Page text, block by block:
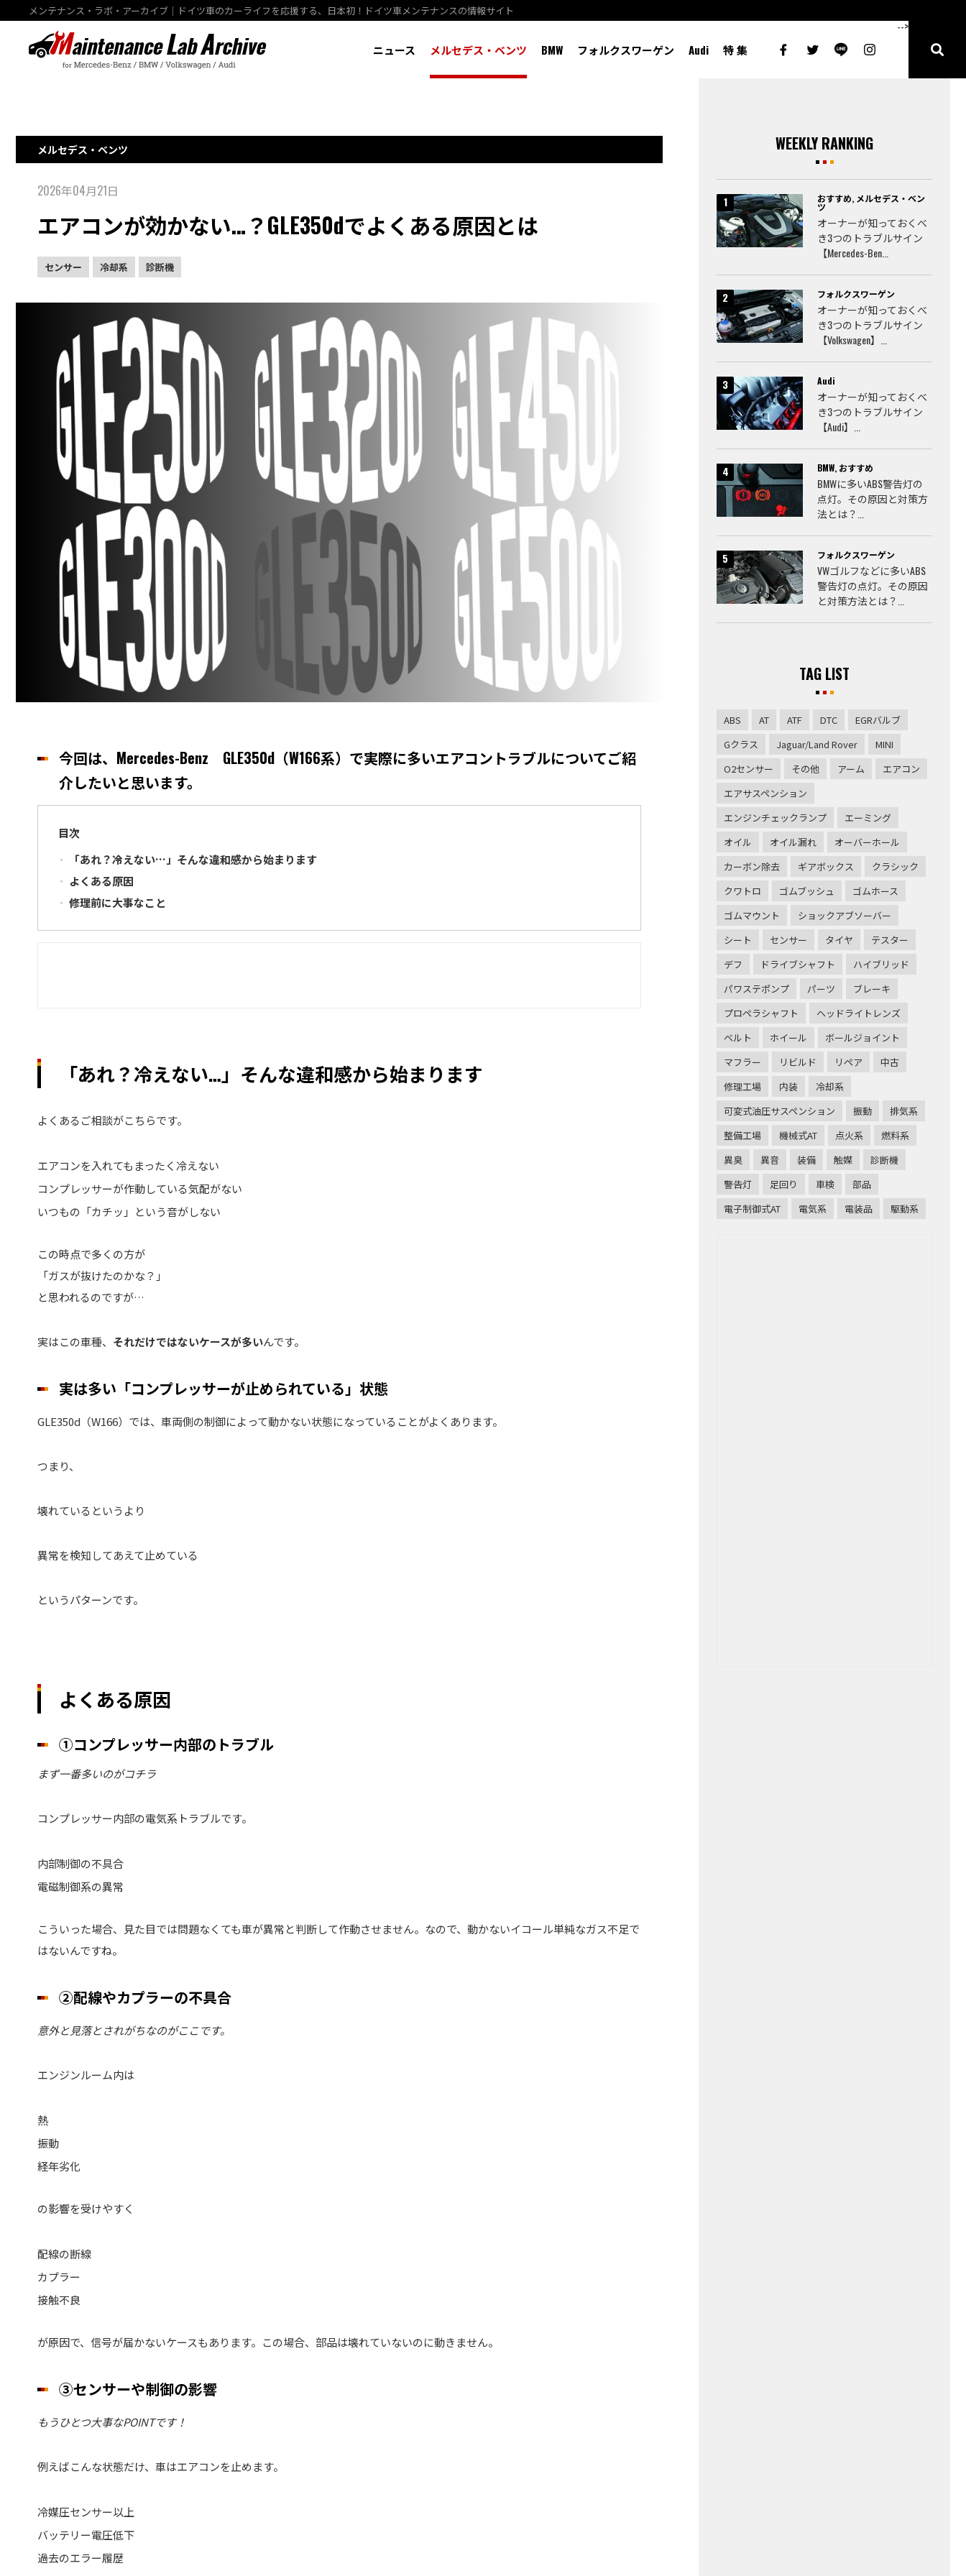
メンテナンス・ラボ・アーカイブ｜ドイツ車のカーライフを応援する、日本初！ドイツ車メンテナンスの情報サイト
ニュース メルセデス・ベンツ BMW フォルクスワーゲン Audi 特 集
-->
メルセデス・ベンツ
2026年04月21日
エアコンが効かない…？GLE350dでよくある原因とは
センサー 冷却系 診断機
今回は、 Mercedes-Benz GLE350d（W166系）で実際に多いエアコントラブルについてご紹
介したいと思います。
目次
「あれ？冷えない…」そんな違和感から始まります
よくある原因
修理前に大事なこと
「あれ？冷えない…」そんな違和感から始まります
よくあるご相談がこちらです。
エアコンを入れてもまったく冷えない
コンプレッサーが作動している気配がない
いつもの「カチッ」という音がしない
この時点で多くの方が
「ガスが抜けたのかな？」
と思われるのですが…
実はこの車種、 それだけではないケースが多いんです。
実は多い「コンプレッサーが止められている」状態
GLE350d（W166）では、車両側の制御によって動かない状態になっていることがよくあります。
つまり、
壊れているというより
異常を検知してあえて止めている
というパターンです。
よくある原因
①コンプレッサー内部のトラブル
まず一番多いのがコチラ
コンプレッサー内部の電気系トラブルです。
内部制御の不具合
電磁制御系の異常
こういった場合、見た目では問題なくても車が異常と判断して作動させません。なので、動かないイコール単純なガス不足で
はないんですね。
②配線やカプラーの不具合
意外と見落とされがちなのがここです。
エンジンルーム内は
熱
振動
経年劣化
の影響を受けやすく
配線の断線
カプラー
接触不良
が原因で、信号が届かないケースもあります。この場合、部品は壊れていないのに動きません。
③センサーや制御の影響
もうひとつ大事なPOINTです！
例えばこんな状態だけ、車はエアコンを止めます。
冷媒圧センサー以上
バッテリー電圧低下
過去のエラー履歴
WEEKLY RANKING
おすすめ, メルセデス・ベン
ツ
オーナーが知っておくべ
き3つのトラブルサイン
【Mercedes-Ben...
フォルクスワーゲン
オーナーが知っておくべ
き3つのトラブルサイン
【Volkswagen】...
Audi
オーナーが知っておくべ
き3つのトラブルサイン
【Audi】...
BMW, おすすめ
BMWに多いABS警告灯の
点灯。その原因と対策方
法とは？...
フォルクスワーゲン
VWゴルフなどに多いABS
警告灯の点灯。その原因
と対策方法とは？...
TAG LIST
ABS AT ATF DTC
EGRバルブ
Gクラス
Jaguar/Land Rover
MINI
O2センサー
その他 アーム
エアコン
エアサスペンション
エンジンチェックランプ
エーミング
オイル
オイル漏れ
オーバーホール
カーボン除去
ギアボックス
クラシック
クワトロ
ゴムブッシュ
ゴムホース
ゴムマウント
ショックアブソーバー
シート
センサー タイヤ
テスター
デフ
ドライブシャフト
ハイブリッド
パワステポンプ
パーツ
ブレーキ
プロペラシャフト
ヘッドライトレンズ
ベルト
ホイール
ボールジョイント
マフラー
リビルド リペア
中古
修理工場
内装
冷却系
可変式油圧サスペンション
振動
排気系
整備工場
機械式AT 点火系
燃料系
異臭
異音 装備 触媒
診断機
警告灯
足回り 車検
部品
電子制御式AT
電気系 電装品 駆動系